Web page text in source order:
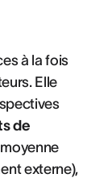
à la fois
Elle
de
externe),